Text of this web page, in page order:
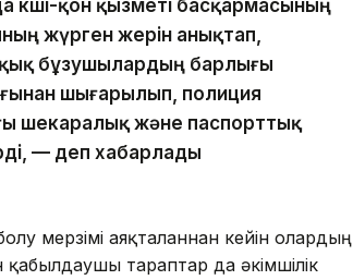
қон қызметі басқармасының
жүрген жерін анықтап,
бұзушылардың барлығы
шығарылып, полиция
шекаралық және паспорттық
— деп хабарлады
мерзімі аяқталғаннан кейін олардың
тараптар да әкімшілік